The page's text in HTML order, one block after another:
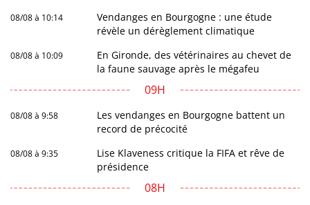
08/08 à 10:14
Vendanges en Bourgogne : une étude
révèle un dérèglement climatique
08/08 à 10:09
En Gironde, des vétérinaires au chevet de
la faune sauvage après le mégafeu
09H
08/08 à 9:58
Les vendanges en Bourgogne battent un
record de précocité
08/08 à 9:35
Lise Klaveness critique la FIFA et rêve de
présidence
08H